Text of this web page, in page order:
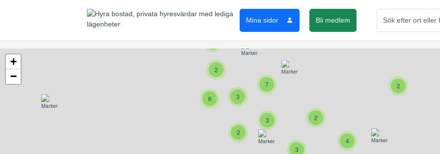
Mina sidor Bli medlem
2
2
3
6
7
2
3
2
3
4
2
+
−